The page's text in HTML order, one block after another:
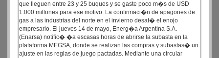
que lleguen entre 23 y 25 buques y se gaste poco m�s de USD
1.000 millones para ese motivo. La confirmaci�n de apagones de
gas a las industrias del norte en el invierno desat� el enojo
empresario. El jueves 14 de mayo, Energ�a Argentina S.A.
(Enarsa) notific� �a escasas horas de abrirse la subasta en la
plataforma MEGSA, donde se realizan las compras y subastas� un
ajuste en las reglas de juego pactadas. Mediante una circular